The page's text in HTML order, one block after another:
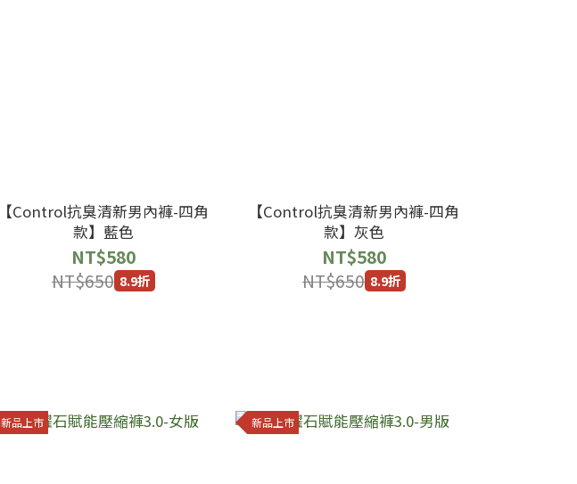
【Control抗臭清新男內褲-四角
款】藍色
NT$580
NT$650 8.9折
【Control抗臭清新男內褲-四角
款】灰色
NT$580
NT$650 8.9折
新品上市 新品上市